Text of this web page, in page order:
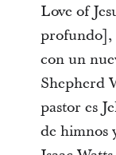
Love of
profundo],
con un
Shepherd
pastor es
de himnos